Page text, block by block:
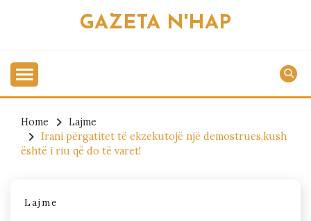
GAZETA N'HAP
Home
Lajme
Irani përgatitet të ekzekutojë një demostrues,kush
është i riu që do të varet!
Lajme